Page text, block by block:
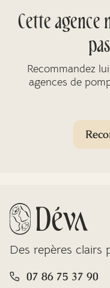
Cette agence
Recommandez
agences de
Des repères
07 86 75 37 90